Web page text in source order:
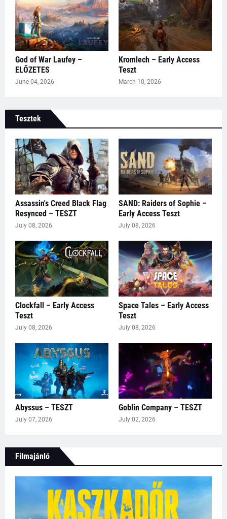
God of War Laufey –
ELŐZETES
June 04, 2026
Kromlech – Early Access
Teszt
March 10, 2026
Tesztek
Assassin's Creed Black Flag
Resynced – TESZT
July 08, 2026
SAND: Raiders of Sophie –
Early Access Teszt
July 08, 2026
Clockfall – Early Access
Teszt
July 08, 2026
Space Tales – Early Access
Teszt
July 08, 2026
Abyssus – TESZT
July 07, 2026
Goblin Company – TESZT
July 02, 2026
Filmajánló